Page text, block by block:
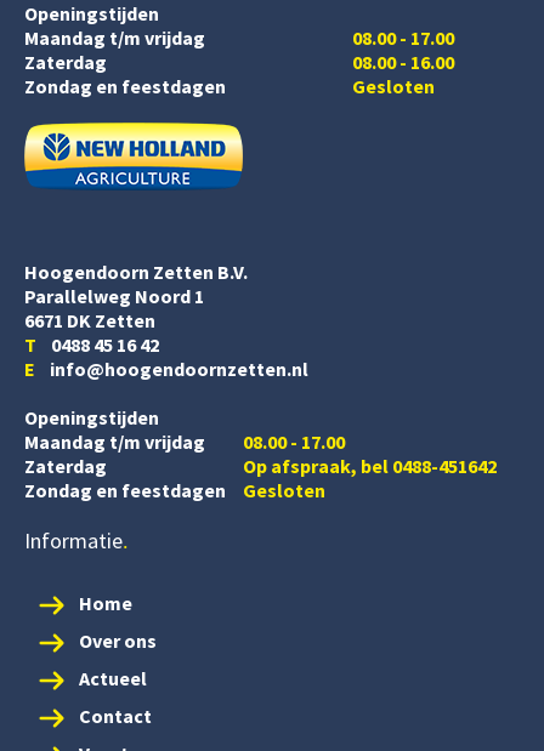
Openingstijden
Maandag t/m vrijdag
Zaterdag
08.00 - 17.00
08.00 - 16.00
Zondag en feestdagen
Gesloten
Hoogendoorn Zetten B.V.
Parallelweg Noord 1
6671 DK Zetten
T 0488 45 16 42
E info@hoogendoornzetten.nl
Openingstijden
Maandag t/m vrijdag
08.00 - 17.00
Zaterdag
Op afspraak, bel 0488-451642
Zondag en feestdagen
Gesloten
Informatie
Home
Over ons
Actueel
Contact